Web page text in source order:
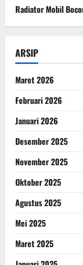
Radiator Mobil
ARSIP
Maret 2026
Februari 2026
Januari 2026
Desember 2025
November 2025
Oktober 2025
Agustus 2025
Mei 2025
Maret 2025